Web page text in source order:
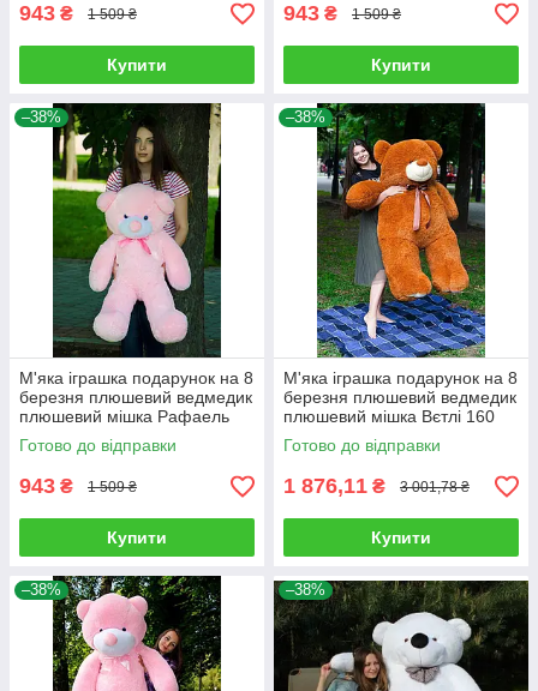
943 ₴ 1 509 ₴
Купити
943 ₴ 1 509 ₴
Купити
–38%
М'яка іграшка подарунок на 8
березня плюшевий ведмедик
плюшевий мішка Рафаель
100 см Рожевий
Готово до відправки
943 ₴ 1 509 ₴
Купити
–38%
М'яка іграшка подарунок на 8
березня плюшевий ведмедик
плюшевий мішка Вєтлі 160
см Карамельний
Готово до відправки
1 876,11 ₴ 3 001,78 ₴
Купити
–38% –38%